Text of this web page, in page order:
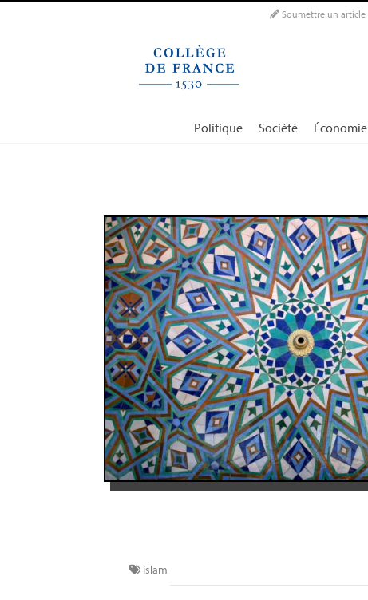
Soumettre un article
Politique Société Économie
islam